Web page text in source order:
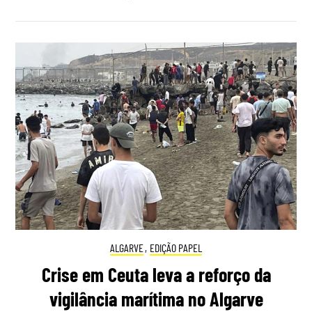
ALGARVE, EDIÇÃO PAPEL
Crise em Ceuta leva a reforço da
vigilância marítima no Algarve